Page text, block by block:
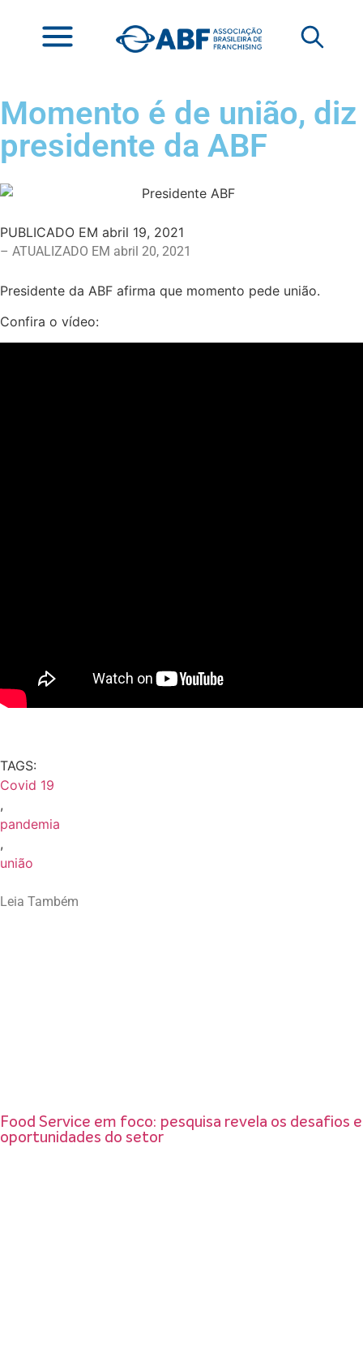
Momento é de união, diz
presidente da ABF
PUBLICADO EM abril 19, 2021
– ATUALIZADO EM abril 20, 2021
Presidente da ABF afirma que momento pede união.
Confira o vídeo:
TAGS:
Covid 19
,
pandemia
,
união
Leia Também
Food Service em foco: pesquisa revela os desafios e
oportunidades do setor